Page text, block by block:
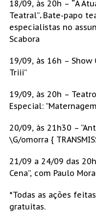
18/09, às 20h – “A
Teatral”. Bate-papo
especialistas no
Scabora
19/09, às 16h – Show
Triii”
19/09, às 20h –
Especial:
20/09, às 21h30 –
\G/omorra {
21/09 a 24/09 das
Cena”, com Paulo
*Todas as ações
gratuitas.